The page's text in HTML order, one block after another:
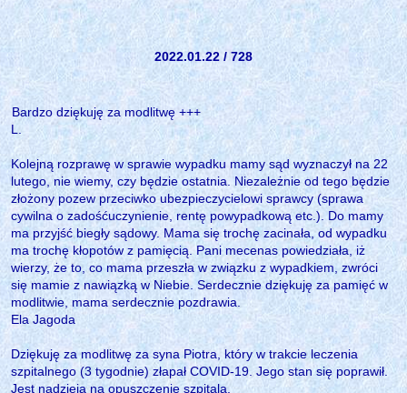
2022.01.22 / 728
Bardzo dziękuję za modlitwę +++
L.
Kolejną rozprawę w sprawie wypadku mamy sąd wyznaczył na 22
lutego, nie wiemy, czy będzie ostatnia. Niezależnie od tego będzie
złożony pozew przeciwko ubezpieczycielowi sprawcy (sprawa
cywilna o zadośćuczynienie, rentę powypadkową etc.). Do mamy
ma przyjść biegły sądowy. Mama się trochę zacinała, od wypadku
ma trochę kłopotów z pamięcią. Pani mecenas powiedziała, iż
wierzy, że to, co mama przeszła w związku z wypadkiem, zwróci
się mamie z nawiązką w Niebie. Serdecznie dziękuję za pamięć w
modlitwie, mama serdecznie pozdrawia.
Ela Jagoda
Dziękuję za modlitwę za syna Piotra, który w trakcie leczenia
szpitalnego (3 tygodnie) złapał COVID-19. Jego stan się poprawił.
Jest nadzieja na opuszczenie szpitala.